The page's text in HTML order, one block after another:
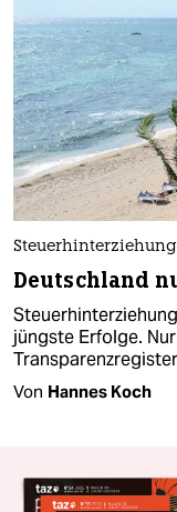
Deutschland
jüngste Erfolge.
Von Hannes Koch